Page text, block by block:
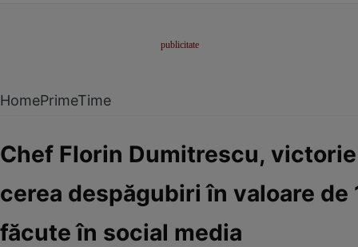
HomePrimeTime
Chef Florin Dumitrescu,
cerea despăgubiri în valoare
făcute în social media